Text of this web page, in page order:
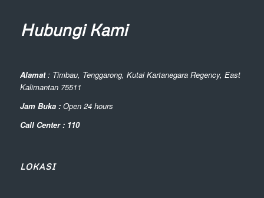
Hubungi Kami
Alamat: Timbau, Tenggarong, Kutai Kartanegara Regency, East
Kalimantan 75511
Jam Buka : Open 24 hours
Call Center : 110
LOKASI